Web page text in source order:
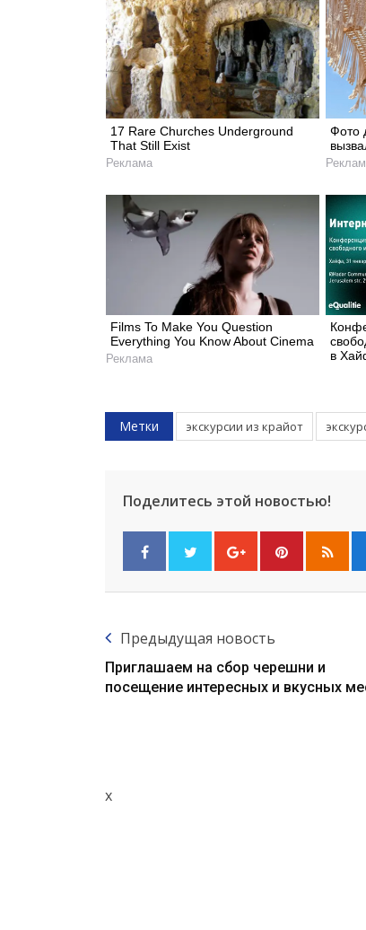
17 Rare Churches Underground
That Still Exist
Реклама
Фото
Films To Make You Question
Everything You Know About Cinema
Реклама
в
Метки экскурсии из крайот
Поделитесь этой новостью!
Предыдущая новость
Приглашаем на сбор черешни и
посещение интересных и вкусных
x